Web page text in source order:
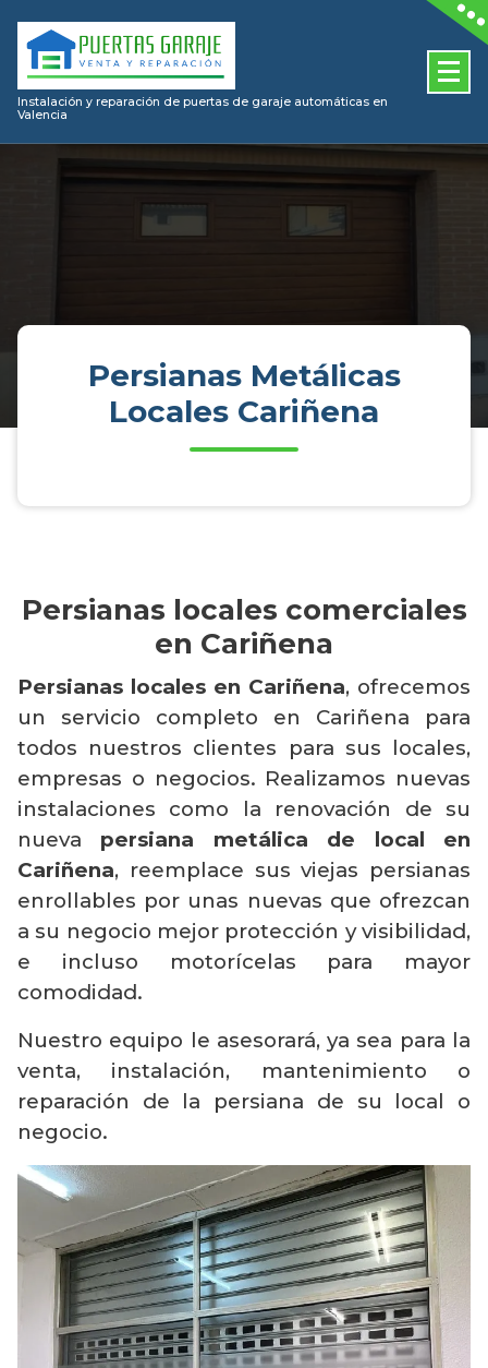
content
Instalación y reparación de puertas de garaje automáticas en
Valencia
Persianas Metálicas
Locales Cariñena
Persianas locales comerciales
en Cariñena
Persianas locales en Cariñena, ofrecemos
un servicio completo en Cariñena para
todos nuestros clientes para sus locales,
empresas o negocios. Realizamos nuevas
instalaciones como la renovación de su
nueva persiana metálica de local en
Cariñena, reemplace sus viejas persianas
enrollables por unas nuevas que ofrezcan
a su negocio mejor protección y visibilidad,
e incluso motorícelas para mayor
comodidad.
Nuestro equipo le asesorará, ya sea para la
venta, instalación, mantenimiento o
reparación de la persiana de su local o
negocio.